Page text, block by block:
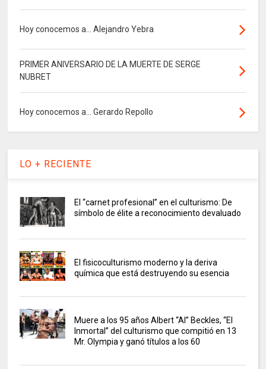
Hoy conocemos a... Alejandro Yebra
PRIMER ANIVERSARIO DE LA MUERTE DE SERGE
NUBRET
Hoy conocemos a... Gerardo Repollo
LO + RECIENTE
El “carnet profesional” en el culturismo: De
símbolo de élite a reconocimiento devaluado
El fisicoculturismo moderno y la deriva
química que está destruyendo su esencia
Muere a los 95 años Albert “Al” Beckles, “El
Inmortal” del culturismo que compitió en 13
Mr. Olympia y ganó títulos a los 60